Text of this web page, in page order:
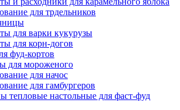
для трдельников
для варки кукурузы
для корн-догов
фуд-кортов
для мороженого
для начос
для гамбургеров
тепловые настольные для фаст-фуд